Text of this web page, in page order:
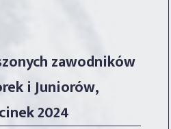
zawodników
i Juniorów,
2024